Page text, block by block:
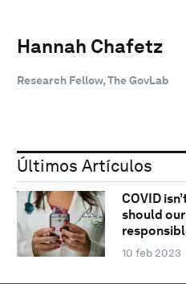
Hannah Chafetz
Research Fellow, The GovLab
Últimos Artículos
COVID
should
10 feb 2023